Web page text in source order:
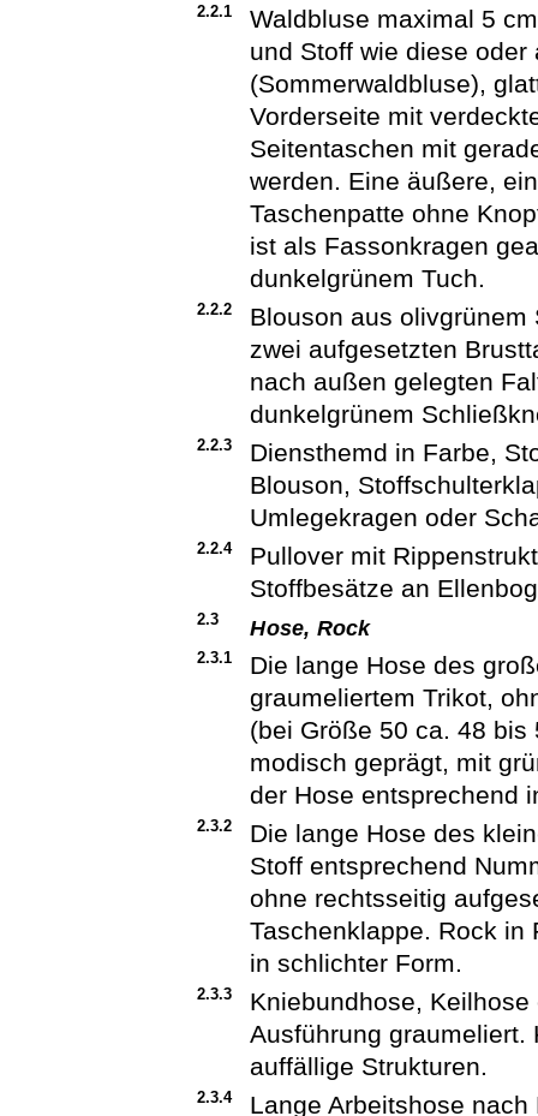
2.2.1
Waldbluse maximal 5
und Stoff wie diese
(Sommerwaldbluse),
Vorderseite mit
Seitentaschen mit
werden. Eine äußere,
Taschenpatte ohne
ist als Fassonkragen
dunkelgrünem Tuch.
2.2.2
Blouson aus
zwei aufgesetzten
nach außen gelegten
dunkelgrünem
2.2.3
Diensthemd in Farbe,
Blouson,
Umlegekragen oder
2.2.4
Pullover mit
Stoffbesätze an
2.3 Hose, Rock
2.3.1
Die lange Hose des
graumeliertem Trikot,
(bei Größe 50 ca. 48
modisch geprägt, mit
der Hose entsprechend
2.3.2
Die lange Hose des
Stoff entsprechend
ohne rechtsseitig
Taschenklappe. Rock in
in schlichter Form.
2.3.3
Kniebundhose,
Ausführung graumeliert.
auffällige Strukturen.
2.3.4
Lange Arbeitshose